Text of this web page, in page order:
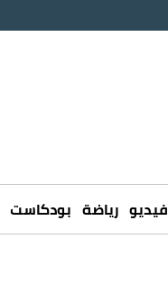
فيديو رياضة بودكاست